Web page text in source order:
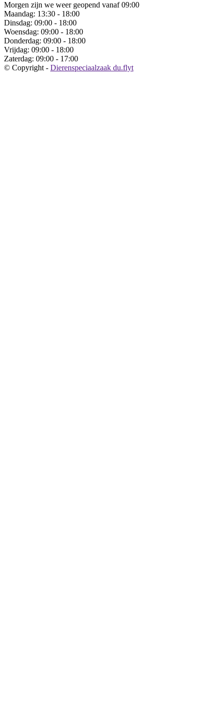
Morgen zijn we weer geopend vanaf 09:00
Maandag: 13:30 - 18:00
Dinsdag: 09:00 - 18:00
Woensdag: 09:00 - 18:00
Donderdag: 09:00 - 18:00
Vrijdag: 09:00 - 18:00
Zaterdag: 09:00 - 17:00
© Copyright - Dierenspeciaalzaak du.flyt